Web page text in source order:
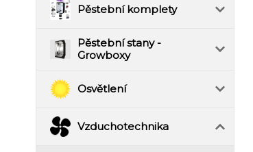
Pěstební komplety
Pěstební stany -
Growboxy
Osvětlení
Vzduchotechnika